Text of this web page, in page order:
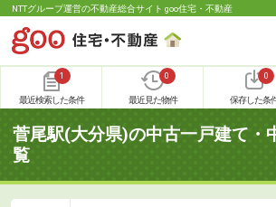
NTTグループ運営の不動産総合サイト goo住宅・不動産
1
最近検索した条件
0
最近見た物件
0
保存した条
菅尾駅(大分県)の中古一戸建て・
覧